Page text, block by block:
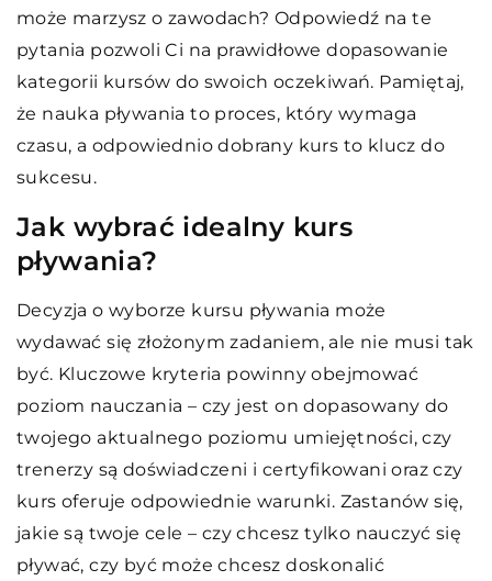
może marzysz o zawodach? Odpowiedź na te
pytania pozwoli Ci na prawidłowe dopasowanie
kategorii kursów do swoich oczekiwań. Pamiętaj,
że nauka pływania to proces, który wymaga
czasu, a odpowiednio dobrany kurs to klucz do
sukcesu.
Jak wybrać idealny kurs
pływania?
Decyzja o wyborze kursu pływania może
wydawać się złożonym zadaniem, ale nie musi tak
być. Kluczowe kryteria powinny obejmować
poziom nauczania – czy jest on dopasowany do
twojego aktualnego poziomu umiejętności, czy
trenerzy są doświadczeni i certyfikowani oraz czy
kurs oferuje odpowiednie warunki. Zastanów się,
jakie są twoje cele – czy chcesz tylko nauczyć się
pływać, czy być może chcesz doskonalić